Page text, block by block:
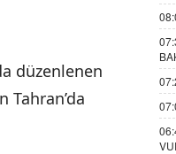
düzenlenen
Tahran’da